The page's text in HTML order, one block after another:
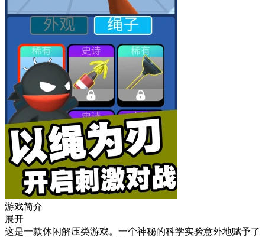
游戏简介
展开
这是一款休闲解压类游戏。一个神秘的科学实验意外地赋予了